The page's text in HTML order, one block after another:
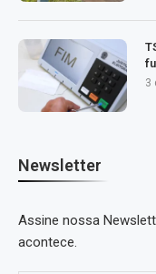
3
Newsletter
Assine nossa
acontece.